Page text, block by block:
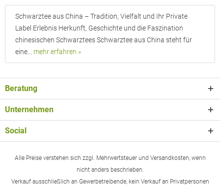
Schwarztee aus China – Tradition, Vielfalt und Ihr Private
Label Erlebnis Herkunft, Geschichte und die Faszination
chinesischen Schwarztees Schwarztee aus China steht für
eine... mehr erfahren »
Beratung
Unternehmen
Social
Alle Preise verstehen sich zzgl. Mehrwertsteuer und Versandkosten, wenn
nicht anders beschrieben.
Verkauf ausschließlich an Gewerbetreibende, kein Verkauf an Privatpersonen